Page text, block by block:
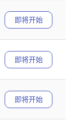
即将开始
即将开始
即将开始